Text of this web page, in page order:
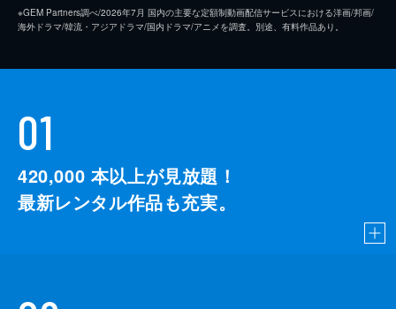
※GEM Partners調べ/2026年7⽉ 国内の主要な定額制動画配信サービスにおける洋画/邦画/
海外ドラマ/韓流・アジアドラマ/国内ドラマ/アニメを調査。別途、有料作品あり。
01
420,000 本以上が見放題！
最新レンタル作品も充実。